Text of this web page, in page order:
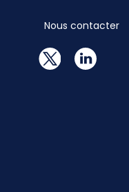
Nous contacter